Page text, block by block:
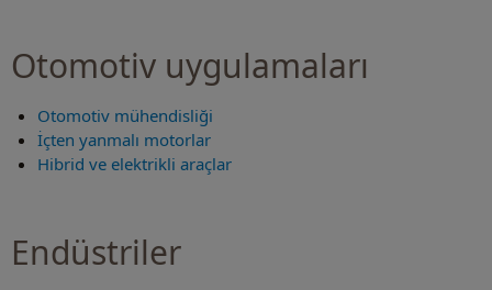
Otomotiv uygulamaları
Otomotiv mühendisliği
İçten yanmalı motorlar
Hibrid ve elektrikli araçlar
Endüstriler